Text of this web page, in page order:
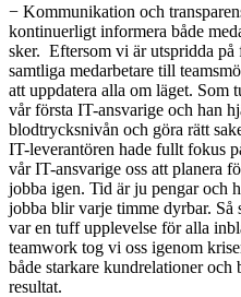
− Kommunikation och
kontinuerligt informera både
sker. Eftersom vi är utspridda
samtliga medarbetare till
att uppdatera alla om läget. Som
vår första IT-ansvarige och han
blodtrycksnivån och göra rätt
IT-leverantören hade fullt fokus
vår IT-ansvarige oss att planera
jobba igen. Tid är ju pengar och
jobba blir varje timme dyrbar. Så
var en tuff upplevelse för alla
teamwork tog vi oss igenom
både starkare kundrelationer och
resultat.